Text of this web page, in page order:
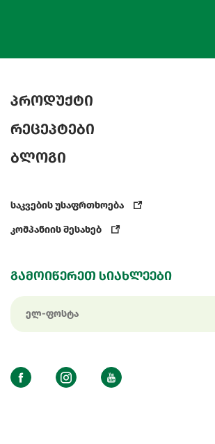
პროდუქტი
რეცეპტები
ბლოგი
საკვების უსაფრთხოება
კომპანიის შესახებ
გამოიწერეთ სიახლეები